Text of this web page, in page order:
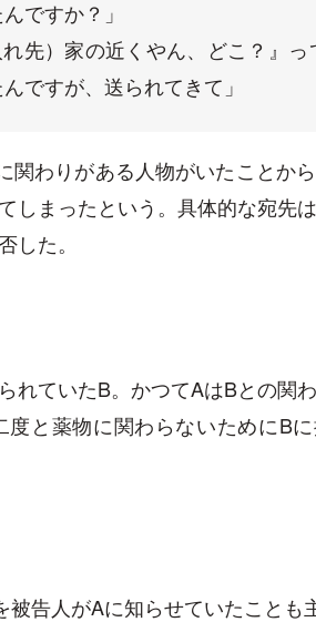
ですか？」
先）家の近くやん、どこ？』っ
ですが、送られてきて」
関わりがある人物がいたことか
しまったという。具体的な宛先
した。
れていたB。かつてAはBとの関
と薬物に関わらないためにB
告人がAに知らせていたことも